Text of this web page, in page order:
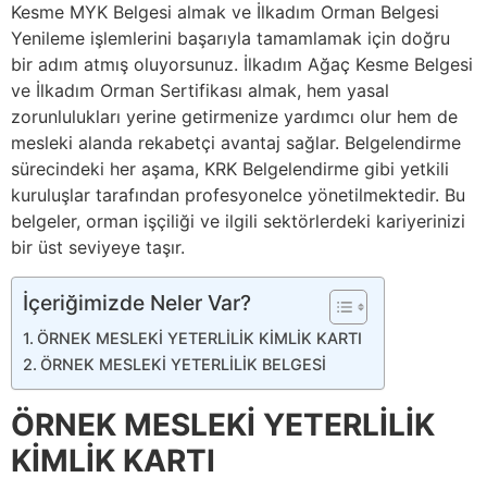
Kesme MYK Belgesi almak ve İlkadım Orman Belgesi
Yenileme işlemlerini başarıyla tamamlamak için doğru
bir adım atmış oluyorsunuz. İlkadım Ağaç Kesme Belgesi
ve İlkadım Orman Sertifikası almak, hem yasal
zorunlulukları yerine getirmenize yardımcı olur hem de
mesleki alanda rekabetçi avantaj sağlar. Belgelendirme
sürecindeki her aşama, KRK Belgelendirme gibi yetkili
kuruluşlar tarafından profesyonelce yönetilmektedir. Bu
belgeler, orman işçiliği ve ilgili sektörlerdeki kariyerinizi
bir üst seviyeye taşır.
İçeriğimizde Neler Var?
ÖRNEK MESLEKİ YETERLİLİK KİMLİK KARTI
ÖRNEK MESLEKİ YETERLİLİK BELGESİ
ÖRNEK MESLEKİ YETERLİLİK
KİMLİK KARTI